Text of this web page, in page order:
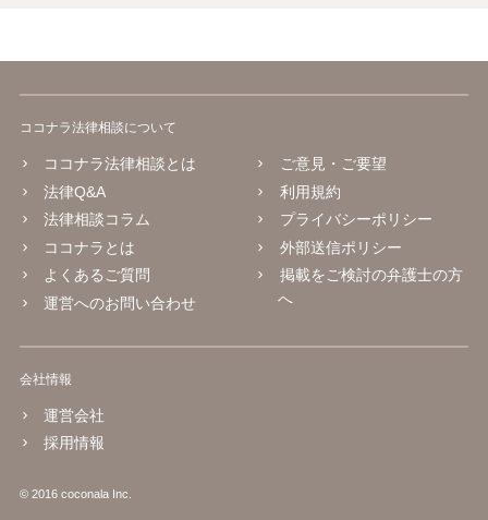
ココナラ法律相談について
ココナラ法律相談とは
法律Q&A
法律相談コラム
ココナラとは
よくあるご質問
運営へのお問い合わせ
ご意見・ご要望
利用規約
プライバシーポリシー
外部送信ポリシー
掲載をご検討の弁護士の方
へ
会社情報
運営会社
採用情報
© 2016 coconala Inc.